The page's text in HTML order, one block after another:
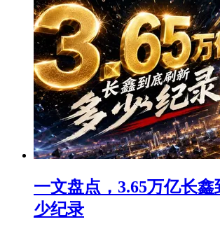
一文盘点，3.65万亿长
少纪录